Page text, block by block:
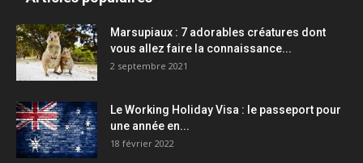
Marsupiaux : 7 adorables créatures dont
vous allez faire la connaissance...
2 septembre 2021
Le Working Holiday Visa : le passeport pour
une année en...
18 février 2022